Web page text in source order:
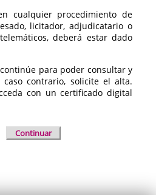
cualquier procedimiento de
licitador, adjudicatario o
deberá estar dado
para poder consultar y
contrario, solicite el alta.
con un certificado digital
Continuar